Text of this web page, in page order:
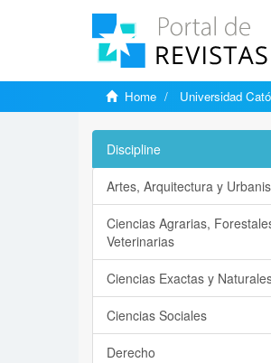
Home Universidad
Discipline
Artes, Arquitectura y
Ciencias Agrarias,
Veterinarias
Ciencias Exactas y
Ciencias Sociales
Derecho